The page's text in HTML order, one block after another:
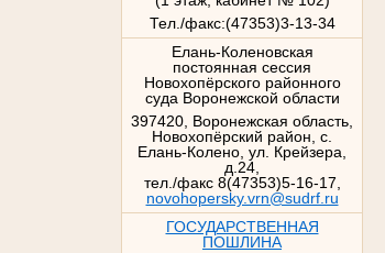
Тел./факс:(47353)3-13-34
Елань-Коленовская
постоянная сессия
Новохопёрского районного
суда Воронежской области
397420, Воронежская область,
Новохопёрский район, с.
Елань-Колено, ул. Крейзера,
д.24,
тел./факс 8(47353)5-16-17,
novohopersky.vrn@sudrf.ru
ГОСУДАРСТВЕННАЯ
ПОШЛИНА